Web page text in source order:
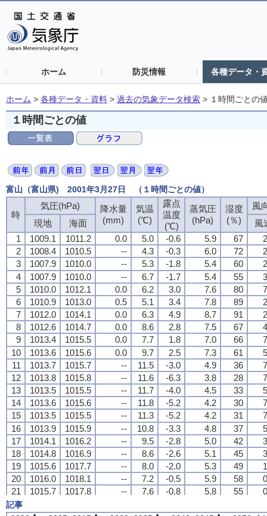
ホーム 防災情報 各種データ・
ホーム > 各種データ・資料 > 過去の気象データ検索 > １時間ごとの
１時間ごとの値
富山（富山県) 2001年3月27日 （１時間ごとの値）
時
気圧(hPa)
降水量
(mm)
気温
(℃)
露点
温度
(℃)
蒸気圧
(hPa)
湿度
(％)
風
現地
海面
風
1
1009.1 1011.2 0.0 5.0 -0.6 5.9 67
2
1008.4 1010.5 -- 4.3 -0.3 6.0 72
3
1007.9 1010.0 -- 5.3 -1.8 5.4 60
4
1007.9 1010.0 -- 6.7 -1.7 5.4 55
5
1010.0 1012.1 0.0 6.2 3.0 7.6 80
6
1010.9 1013.0 0.5 5.1 3.4 7.8 89
7
1012.0 1014.1 0.0 6.3 4.9 8.7 91
8
1012.6 1014.7 0.0 8.6 2.8 7.5 67
9
1013.4 1015.5 0.0 7.7 1.8 7.0 66
10
1013.6 1015.6 0.0 9.7 2.5 7.3 61
11
1013.7 1015.7 -- 11.5 -3.0 4.9 36
12
1013.8 1015.8 -- 11.6 -6.3 3.8 28
13
1013.5 1015.5 -- 11.7 -4.0 4.5 33
14
1013.6 1015.6 -- 11.8 -5.2 4.2 30
15
1013.5 1015.5 -- 11.3 -5.2 4.2 31
16
1013.9 1015.9 -- 10.8 -3.3 4.8 37
17
1014.1 1016.2 -- 9.5 -2.8 5.0 42
18
1014.8 1016.9 -- 8.6 -2.6 5.1 45
19
1015.6 1017.7 -- 8.0 -2.0 5.3 49
20
1016.0 1018.1 -- 7.2 -0.5 5.9 58
21
1015.7 1017.8 -- 7.6 -0.8 5.8 55
22
時
気圧(hPa)
降水量
(mm)
気温
(℃)
露点
温度
(℃)
蒸気圧
(hPa)
湿度
(％)
風
現地
海面
風
1
1009.1 1011.2 0.0 5.0 -0.6 5.9 67
2
1008.4 1010.5 -- 4.3 -0.3 6.0 72
3
1007.9 1010.0 -- 5.3 -1.8 5.4 60
4
1007.9 1010.0 -- 6.7 -1.7 5.4 55
5
1010.0 1012.1 0.0 6.2 3.0 7.6 80
6
1010.9 1013.0 0.5 5.1 3.4 7.8 89
7
1012.0 1014.1 0.0 6.3 4.9 8.7 91
8
1012.6 1014.7 0.0 8.6 2.8 7.5 67
9
1013.4 1015.5 0.0 7.7 1.8 7.0 66
10
1013.6 1015.6 0.0 9.7 2.5 7.3 61
11
1013.7 1015.7 -- 11.5 -3.0 4.9 36
12
1013.8 1015.8 -- 11.6 -6.3 3.8 28
13
1013.5 1015.5 -- 11.7 -4.0 4.5 33
14
1013.6 1015.6 -- 11.8 -5.2 4.2 30
15
1013.5 1015.5 -- 11.3 -5.2 4.2 31
16
1013.9 1015.9 -- 10.8 -3.3 4.8 37
17
1014.1 1016.2 -- 9.5 -2.8 5.0 42
18
1014.8 1016.9 -- 8.6 -2.6 5.1 45
19
1015.6 1017.7 -- 8.0 -2.0 5.3 49
20
1016.0 1018.1 -- 7.2 -0.5 5.9 58
21
1015.7 1017.8 -- 7.6 -0.8 5.8 55
22
時
気圧(hPa)
降水量
(mm)
気温
(℃)
露点
温度
(℃)
蒸気圧
(hPa)
湿度
(％)
風
現地
海面
風
1
1009.1 1011.2 0.0 5.0 -0.6 5.9 67
2
1008.4 1010.5 -- 4.3 -0.3 6.0 72
3
1007.9 1010.0 -- 5.3 -1.8 5.4 60
4
1007.9 1010.0 -- 6.7 -1.7 5.4 55
5
1010.0 1012.1 0.0 6.2 3.0 7.6 80
6
1010.9 1013.0 0.5 5.1 3.4 7.8 89
7
1012.0 1014.1 0.0 6.3 4.9 8.7 91
8
1012.6 1014.7 0.0 8.6 2.8 7.5 67
9
1013.4 1015.5 0.0 7.7 1.8 7.0 66
10
1013.6 1015.6 0.0 9.7 2.5 7.3 61
11
1013.7 1015.7 -- 11.5 -3.0 4.9 36
12
1013.8 1015.8 -- 11.6 -6.3 3.8 28
13
1013.5 1015.5 -- 11.7 -4.0 4.5 33
14
1013.6 1015.6 -- 11.8 -5.2 4.2 30
15
1013.5 1015.5 -- 11.3 -5.2 4.2 31
16
1013.9 1015.9 -- 10.8 -3.3 4.8 37
17
1014.1 1016.2 -- 9.5 -2.8 5.0 42
18
1014.8 1016.9 -- 8.6 -2.6 5.1 45
19
1015.6 1017.7 -- 8.0 -2.0 5.3 49
20
1016.0 1018.1 -- 7.2 -0.5 5.9 58
21
1015.7 1017.8 -- 7.6 -0.8 5.8 55
22
時
気圧(hPa)
降水量
(mm)
気温
(℃)
露点
温度
(℃)
蒸気圧
(hPa)
湿度
(％)
風
現地
海面
風
1
1009.1 1011.2 0.0 5.0 -0.6 5.9 67
2
1008.4 1010.5 -- 4.3 -0.3 6.0 72
3
1007.9 1010.0 -- 5.3 -1.8 5.4 60
4
1007.9 1010.0 -- 6.7 -1.7 5.4 55
5
1010.0 1012.1 0.0 6.2 3.0 7.6 80
6
1010.9 1013.0 0.5 5.1 3.4 7.8 89
7
1012.0 1014.1 0.0 6.3 4.9 8.7 91
8
1012.6 1014.7 0.0 8.6 2.8 7.5 67
9
1013.4 1015.5 0.0 7.7 1.8 7.0 66
10
1013.6 1015.6 0.0 9.7 2.5 7.3 61
11
1013.7 1015.7 -- 11.5 -3.0 4.9 36
12
1013.8 1015.8 -- 11.6 -6.3 3.8 28
13
1013.5 1015.5 -- 11.7 -4.0 4.5 33
14
1013.6 1015.6 -- 11.8 -5.2 4.2 30
15
1013.5 1015.5 -- 11.3 -5.2 4.2 31
16
1013.9 1015.9 -- 10.8 -3.3 4.8 37
17
1014.1 1016.2 -- 9.5 -2.8 5.0 42
18
1014.8 1016.9 -- 8.6 -2.6 5.1 45
19
1015.6 1017.7 -- 8.0 -2.0 5.3 49
20
1016.0 1018.1 -- 7.2 -0.5 5.9 58
21
1015.7 1017.8 -- 7.6 -0.8 5.8 55
22
記事